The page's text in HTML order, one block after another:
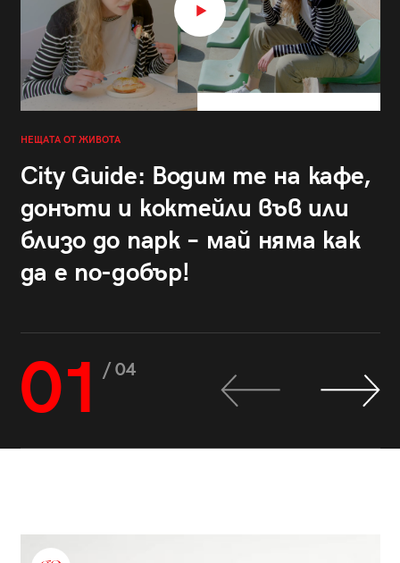
НЕЩАТА ОТ ЖИВОТА
City Guide: Водим те на кафе,
донъти и коктейли във или
близо до парк – май няма как
да е по-добър!
01 / 04